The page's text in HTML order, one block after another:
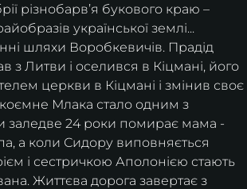
різнобарв’я букового краю –
української землі...
Литви і оселився в Кіцмані, його
церкви в Кіцмані і змінив своє
Млака стало одним з
заледве 24 роки помирає мама -
а коли Сидору виповняється
і сестричкою Аполонією стають
Життєва дорога завертає з